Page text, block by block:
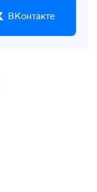
ВКонтакте